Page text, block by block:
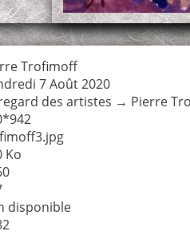
Trofimoff
7 Août 2020
des artistes → Pierre
Ko
disponible